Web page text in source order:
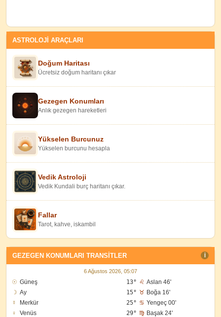
ASTROLOJİ ARAÇLARI
Doğum Haritası
Ücretsiz doğum haritanı çıkar
Gezegen Konumları
Anlık gezegen hareketleri
Yükselen Burcunuz
Yükselen burcunu hesapla
Vedik Astroloji
Vedik Kundali burç haritanı çıkar.
Fallar
Tarot, kahve, iskambil
GEZEGEN KONUMLARI TRANSITLER
6 Ağustos 2026, 05:07
☉ Güneş 13° ♌ Aslan 46'
☽ Ay 15° ♉ Boğa 16'
☿
Merkür 25° ♋ Yengeç 00'
♀
Venüs 29° ♍ Başak 24'